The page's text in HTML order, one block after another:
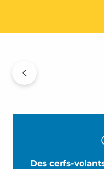
Animations
Un festival écolo
Des cerfs-